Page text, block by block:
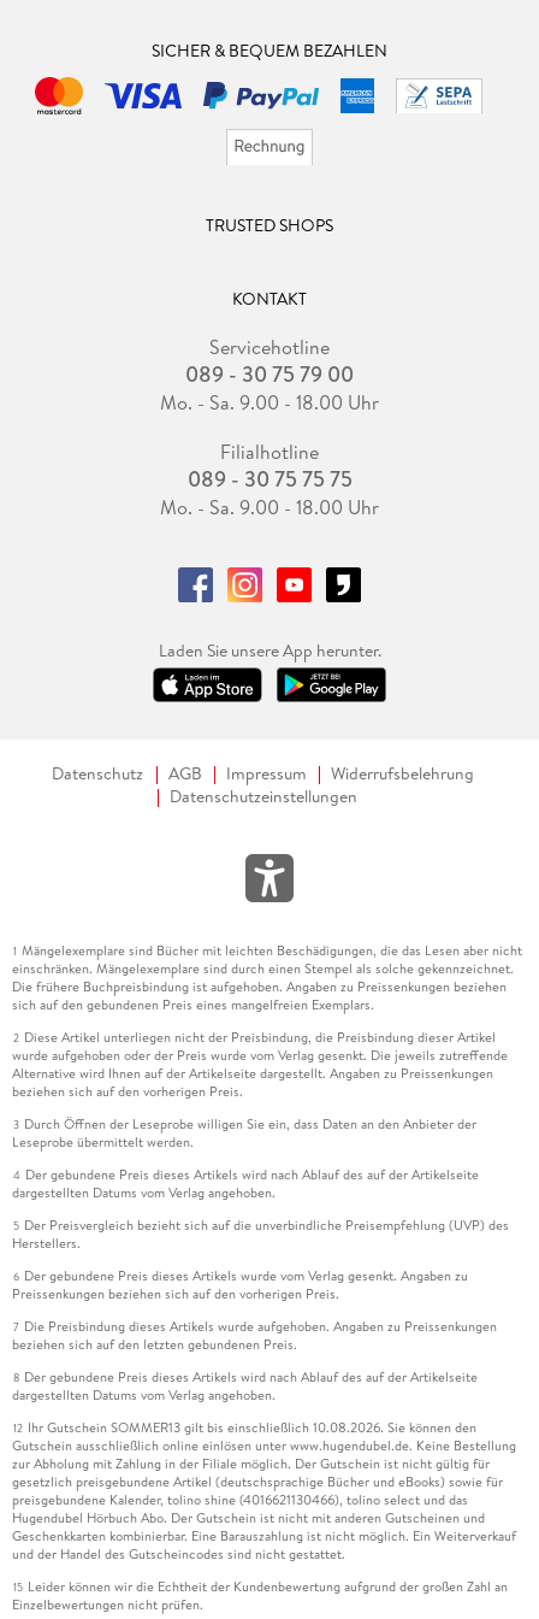
SICHER & BEQUEM BEZAHLEN
TRUSTED SHOPS
KONTAKT
Servicehotline
089 - 30 75 79 00
Mo. - Sa. 9.00 - 18.00 Uhr
Filialhotline
089 - 30 75 75 75
Mo. - Sa. 9.00 - 18.00 Uhr
Laden Sie unsere App herunter.
Datenschutz AGB Impressum
Widerrufsbelehrung
Datenschutzeinstellungen
1 Mängelexemplare sind Bücher mit leichten Beschädigungen, die das Lesen aber nicht
einschränken. Mängelexemplare sind durch einen Stempel als solche gekennzeichnet.
Die frühere Buchpreisbindung ist aufgehoben. Angaben zu Preissenkungen beziehen
sich auf den gebundenen Preis eines mangelfreien Exemplars.
2 Diese Artikel unterliegen nicht der Preisbindung, die Preisbindung dieser Artikel
wurde aufgehoben oder der Preis wurde vom Verlag gesenkt. Die jeweils zutreffende
Alternative wird Ihnen auf der Artikelseite dargestellt. Angaben zu Preissenkungen
beziehen sich auf den vorherigen Preis.
3 Durch Öffnen der Leseprobe willigen Sie ein, dass Daten an den Anbieter der
Leseprobe übermittelt werden.
4 Der gebundene Preis dieses Artikels wird nach Ablauf des auf der Artikelseite
dargestellten Datums vom Verlag angehoben.
5 Der Preisvergleich bezieht sich auf die unverbindliche Preisempfehlung (UVP) des
Herstellers.
6 Der gebundene Preis dieses Artikels wurde vom Verlag gesenkt. Angaben zu
Preissenkungen beziehen sich auf den vorherigen Preis.
7 Die Preisbindung dieses Artikels wurde aufgehoben. Angaben zu Preissenkungen
beziehen sich auf den letzten gebundenen Preis.
8 Der gebundene Preis dieses Artikels wird nach Ablauf des auf der Artikelseite
dargestellten Datums vom Verlag angehoben.
12 Ihr Gutschein SOMMER13 gilt bis einschließlich 10.08.2026. Sie können den
Gutschein ausschließlich online einlösen unter www.hugendubel.de. Keine Bestellung
zur Abholung mit Zahlung in der Filiale möglich. Der Gutschein ist nicht gültig für
gesetzlich preisgebundene Artikel (deutschsprachige Bücher und eBooks) sowie für
preisgebundene Kalender, tolino shine (4016621130466), tolino select und das
Hugendubel Hörbuch Abo. Der Gutschein ist nicht mit anderen Gutscheinen und
Geschenkkarten kombinierbar. Eine Barauszahlung ist nicht möglich. Ein Weiterverkauf
und der Handel des Gutscheincodes sind nicht gestattet.
15 Leider können wir die Echtheit der Kundenbewertung aufgrund der großen Zahl an
Einzelbewertungen nicht prüfen.